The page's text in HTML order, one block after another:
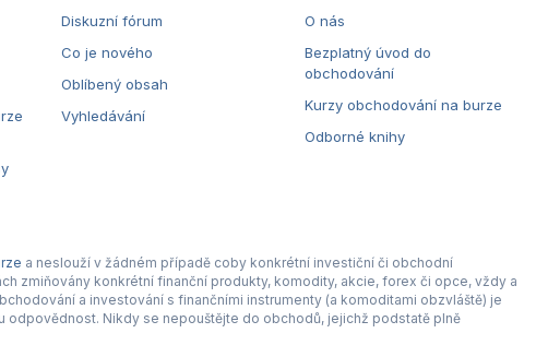
Diskuzní fórum
Co je nového
Oblíbený obsah
Vyhledávání
O nás
Bezplatný úvod do
obchodování
Kurzy obchodování na burze
Odborné knihy
a neslouží v žádném případě coby konkrétní investiční či obchodní
zmiňovány konkrétní finanční produkty, komodity, akcie, forex či opce, vždy a
a investování s finančními instrumenty (a komoditami obzvláště) je
Nikdy se nepouštějte do obchodů, jejichž podstatě plně